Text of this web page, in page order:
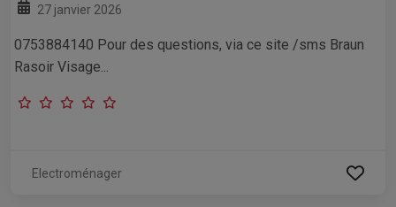
27 janvier 2026
0753884140 Pour des questions, via ce site /sms Braun
Rasoir Visage...
Electroménager